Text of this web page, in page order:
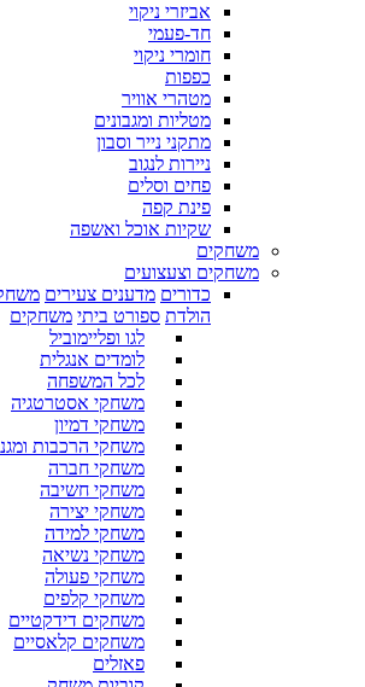
אביזרי ניקוי
חד-פעמי
חומרי ניקוי
כפפות
מטהרי אוויר
מטליות ומגבונים
מתקני נייר וסבון
ניירות לנגוב
פחים וסלים
פינת קפה
שקיות אוכל ואשפה
משחקים
משחקים וצעצועים
כדורים מדענים צעירים
הולדת ספורט ביתי משחקים
לגו ופליימוביל
לומדים אנגלית
לכל המשפחה
משחקי אסטרטגיה
משחקי דמיון
משחקי הרכבות
משחקי חברה
משחקי חשיבה
משחקי יצירה
משחקי למידה
משחקי נשיאה
משחקי פעולה
משחקי קלפים
משחקים דידקטיים
משחקים קלאסיים
פאזלים